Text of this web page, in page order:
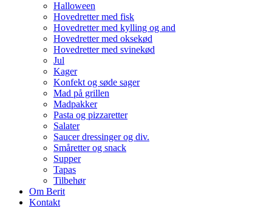
Halloween
Hovedretter med fisk
Hovedretter med kylling og and
Hovedretter med oksekød
Hovedretter med svinekød
Jul
Kager
Konfekt og søde sager
Mad på grillen
Madpakker
Pasta og pizzaretter
Salater
Saucer dressinger og div.
Småretter og snack
Supper
Tapas
Tilbehør
Om Berit
Kontakt